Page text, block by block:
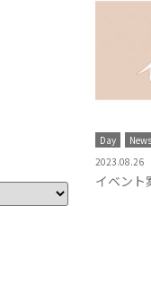
Day News
2023.08.26
イベント